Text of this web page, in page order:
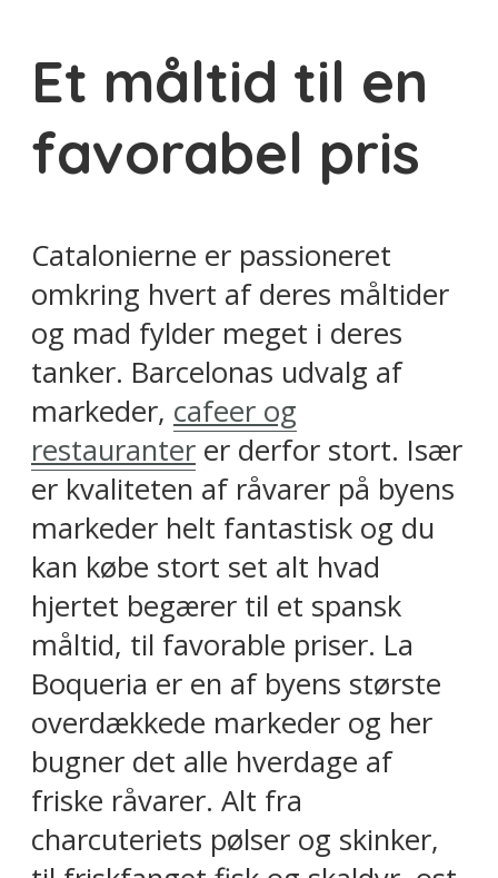
Et måltid til en
favorabel pris
Catalonierne er passioneret
omkring hvert af deres måltider
og mad fylder meget i deres
tanker. Barcelonas udvalg af
markeder, cafeer og
restauranter er derfor stort. Især
er kvaliteten af råvarer på byens
markeder helt fantastisk og du
kan købe stort set alt hvad
hjertet begærer til et spansk
måltid, til favorable priser. La
Boqueria er en af byens største
overdækkede markeder og her
bugner det alle hverdage af
friske råvarer. Alt fra
charcuteriets pølser og skinker,